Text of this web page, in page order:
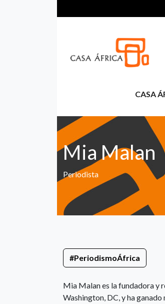
CASA
Mia Malan
Periodista
#PeriodismoÁfrica
Mia Malan es la fundadora y
Washington, DC, y ha